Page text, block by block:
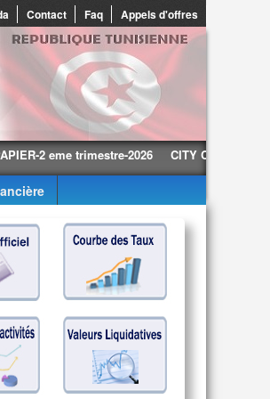
Contact Faq Appels d'offres
2 eme trimestre-2026 CITY CARS-2 eme